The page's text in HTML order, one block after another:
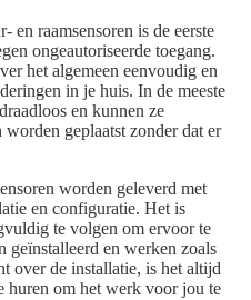
en raamsensoren is de eerste
ongeautoriseerde toegang.
het algemeen eenvoudig en
in je huis. In de meeste
en kunnen ze
geplaatst zonder dat er
worden geleverd met
en configuratie. Het is
te volgen om ervoor te
geïnstalleerd en werken zoals
over de installatie, is het altijd
huren om het werk voor jou te